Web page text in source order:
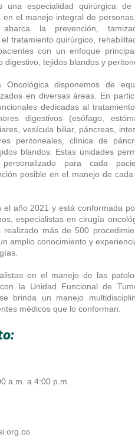
una especialidad quirúrgica de
en el manejo integral de
la prevención,
tratamiento quirúrgico,
con un enfoque
digestivo, tejidos blandos y
disponemos de
en diversas áreas. En
dedicadas al
digestivos (esófago,
vesícula biliar, páncreas,
peritoneales, clínica de
blandos. Estas unidades
para cada
posible en el manejo de
el año 2021 y está conformada
especialistas en cirugía
realizado más de 500
amplio conocimiento y
en el manejo de las
la Unidad Funcional de
brinda un manejo
médicos que lo conforman.
a.m. a 4:00 p.m.